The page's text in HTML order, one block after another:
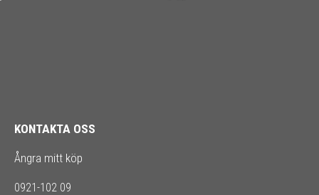
KONTAKTA OSS
Ångra mitt köp
0921-102 09